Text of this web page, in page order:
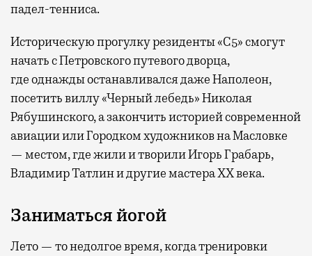
падел-тенниса.
Историческую прогулку резиденты «С5» смогут
начать с Петровского путевого дворца,
гдеоднажды останавливался даже Наполеон,
посетить виллу «Черный лебедь» Николая
Рябушинского, а закончить историей современной
авиации или Городком художников на Масловке
— местом, где жили и творили Игорь Грабарь,
Владимир Татлин и другие мастера XX века.
Заниматься йогой
Лето — то недолгое время, когда тренировки